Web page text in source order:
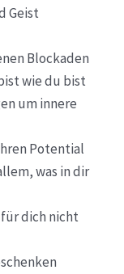
Geist
Blockaden
wie du bist
um innere
Potential
was in dir
für dich nicht